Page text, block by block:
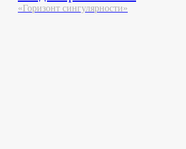
«Горизонт сингулярности»